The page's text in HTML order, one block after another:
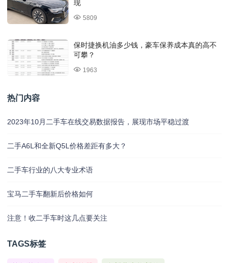
现
5809
保时捷换机油多少钱，豪车保养成本真的高不
可攀？
1963
热门内容
2023年10月二手车在线交易数据报告，展现市场平稳过渡
二手A6L和全新Q5L价格差距有多大？
二手车行业的八大专业术语
宝马二手车翻新后价格如何
注意！收二手车时这几点要关注
TAGS标签